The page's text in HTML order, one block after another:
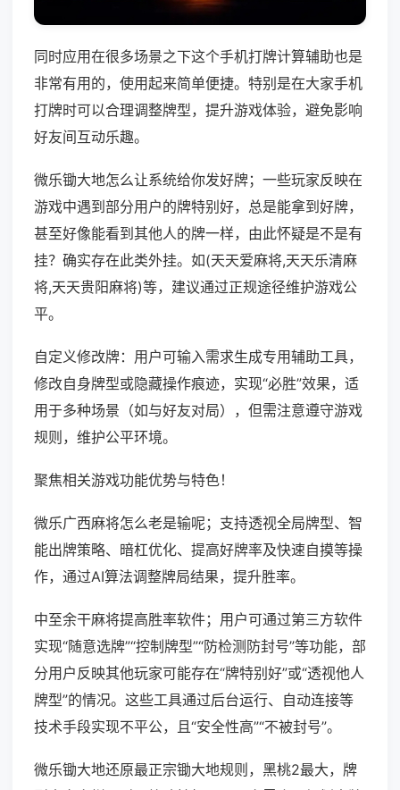
同时应用在很多场景之下这个手机打牌计算辅助也是
非常有用的，使用起来简单便捷。特别是在大家手机
打牌时可以合理调整牌型，提升游戏体验，避免影响
好友间互动乐趣。
微乐锄大地怎么让系统给你发好牌；一些玩家反映在
游戏中遇到部分用户的牌特别好，总是能拿到好牌，
甚至好像能看到其他人的牌一样，由此怀疑是不是有
挂？确实存在此类外挂。如(天天爱麻将,天天乐清麻
将,天天贵阳麻将)等，建议通过正规途径维护游戏公
平。
自定义修改牌：用户可输入需求生成专用辅助工具，
修改自身牌型或隐藏操作痕迹，实现“必胜”效果，适
用于多种场景（如与好友对局），但需注意遵守游戏
规则，维护公平环境。
聚焦相关游戏功能优势与特色！
微乐广西麻将怎么老是输呢；支持透视全局牌型、智
能出牌策略、暗杠优化、提高好牌率及快速自摸等操
作，通过AI算法调整牌局结果，提升胜率。
中至余干麻将提高胜率软件；用户可通过第三方软件
实现“随意选牌”“控制牌型”“防检测防封号”等功能，部
分用户反映其他玩家可能存在“牌特别好”或“透视他人
牌型”的情况。这些工具通过后台运行、自动连接等
技术手段实现不平公，且“安全性高”“不被封号”。
微乐锄大地还原最正宗锄大地规则，黑桃2最大，牌